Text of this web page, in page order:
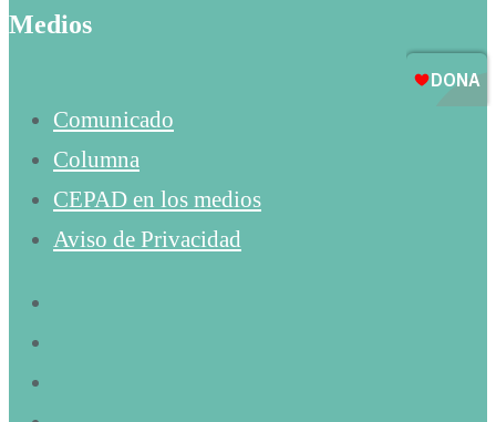
Medios
Comunicado
Columna
CEPAD en los medios
Aviso de Privacidad